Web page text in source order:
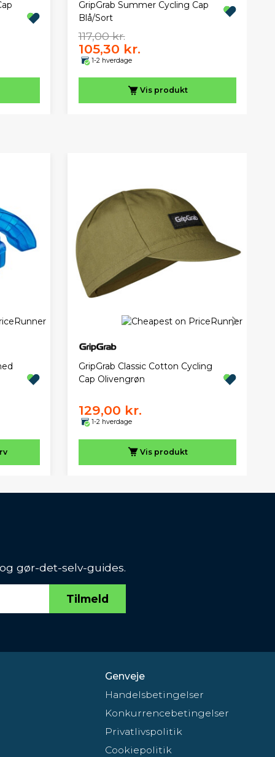
GripGrab Summer Cycling Cap
Blå/Sort
117,00 kr.
105,30 kr.
1-2 hverdage
Vis produkt
GripGrab Classic Cotton Cycling
Cap Olivengrøn
129,00 kr.
1-2 hverdage
Vis produkt
gør-det-selv-guides.
Tilmeld
Genveje
Handelsbetingelser
Konkurrencebetingelser
Privatlivspolitik
Cookiepolitik